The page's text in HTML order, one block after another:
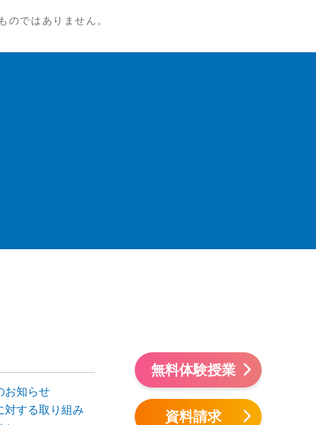
のではありません。
無料体験授業
資料請求
お知らせ
対する取り組み